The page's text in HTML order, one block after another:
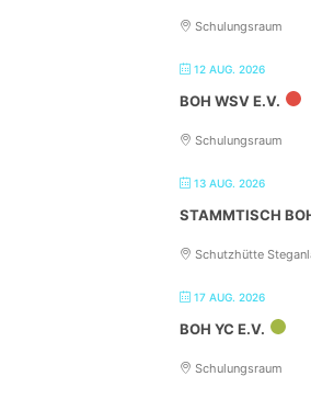
Schulungsraum
12 AUG. 2026
BOH WSV E.V.
Schulungsraum
13 AUG. 2026
STAMMTISCH
Schutzhütte
17 AUG. 2026
BOH YC E.V.
Schulungsraum